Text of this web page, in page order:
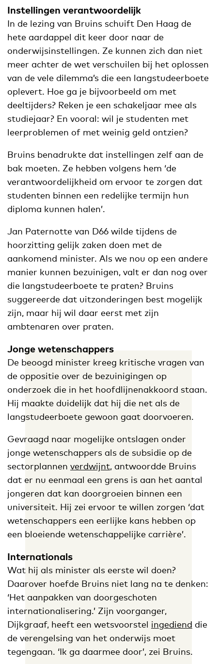
Instellingen verantwoordelijk
In de lezing van Bruins schuift Den Haag de
hete aardappel dit keer door naar de
onderwijsinstellingen. Ze kunnen zich dan niet
meer achter de wet verschuilen bij het oplossen
van de vele dilemma’s die een langstudeerboete
oplevert. Hoe ga je bijvoorbeeld om met
deeltijders? Reken je een schakeljaar mee als
studiejaar? En vooral: wil je studenten met
leerproblemen of met weinig geld ontzien?
Bruins benadrukte dat instellingen zelf aan de
bak moeten. Ze hebben volgens hem ‘de
verantwoordelijkheid om ervoor te zorgen dat
studenten binnen een redelijke termijn hun
diploma kunnen halen’.
Jan Paternotte van D66 wilde tijdens de
hoorzitting gelijk zaken doen met de
aankomend minister. Als we nou op een andere
manier kunnen bezuinigen, valt er dan nog over
die langstudeerboete te praten? Bruins
suggereerde dat uitzonderingen best mogelijk
zijn, maar hij wil daar eerst met zijn
ambtenaren over praten.
Jonge wetenschappers
De beoogd minister kreeg kritische vragen van
de oppositie over de bezuinigingen op
onderzoek die in het hoofdlijnenakkoord staan.
Hij maakte duidelijk dat hij die net als de
langstudeerboete gewoon gaat doorvoeren.
Gevraagd naar mogelijke ontslagen onder
jonge wetenschappers als de subsidie op de
sectorplannen verdwijnt, antwoordde Bruins
dat er nu eenmaal een grens is aan het aantal
jongeren dat kan doorgroeien binnen een
universiteit. Hij zei ervoor te willen zorgen ‘dat
wetenschappers een eerlijke kans hebben op
een bloeiende wetenschappelijke carrière’.
Internationals
Wat hij als minister als eerste wil doen?
Daarover hoefde Bruins niet lang na te denken:
‘Het aanpakken van doorgeschoten
internationalisering.’ Zijn voorganger,
Dijkgraaf, heeft een wetsvoorstel ingediend die
de verengelsing van het onderwijs moet
tegengaan. ‘Ik ga daarmee door’, zei Bruins.